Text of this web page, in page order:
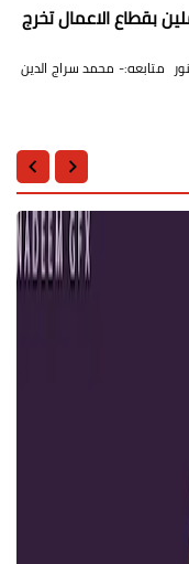
بقطاع الاعمال تخرج
متابعه:- محمد سراج الدين